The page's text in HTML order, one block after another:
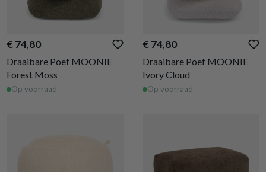
€ 74,80
Draaibare Poef MOONIE
Forest Moss
Op voorraad
€ 74,80
Draaibare Poef MOONIE
Ivory Cloud
Op voorraad